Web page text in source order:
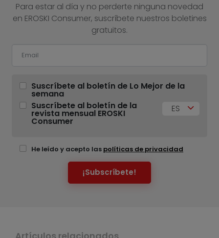
Para estar al día y no perderte ninguna novedad
en EROSKI Consumer, suscríbete nuestros boletines
gratuitos.
Suscríbete al boletín de Lo Mejor de la
semana
Suscríbete al boletín de la
revista mensual EROSKI
Consumer
ES
He leído y acepto las políticas de privacidad
¡Subscríbete!